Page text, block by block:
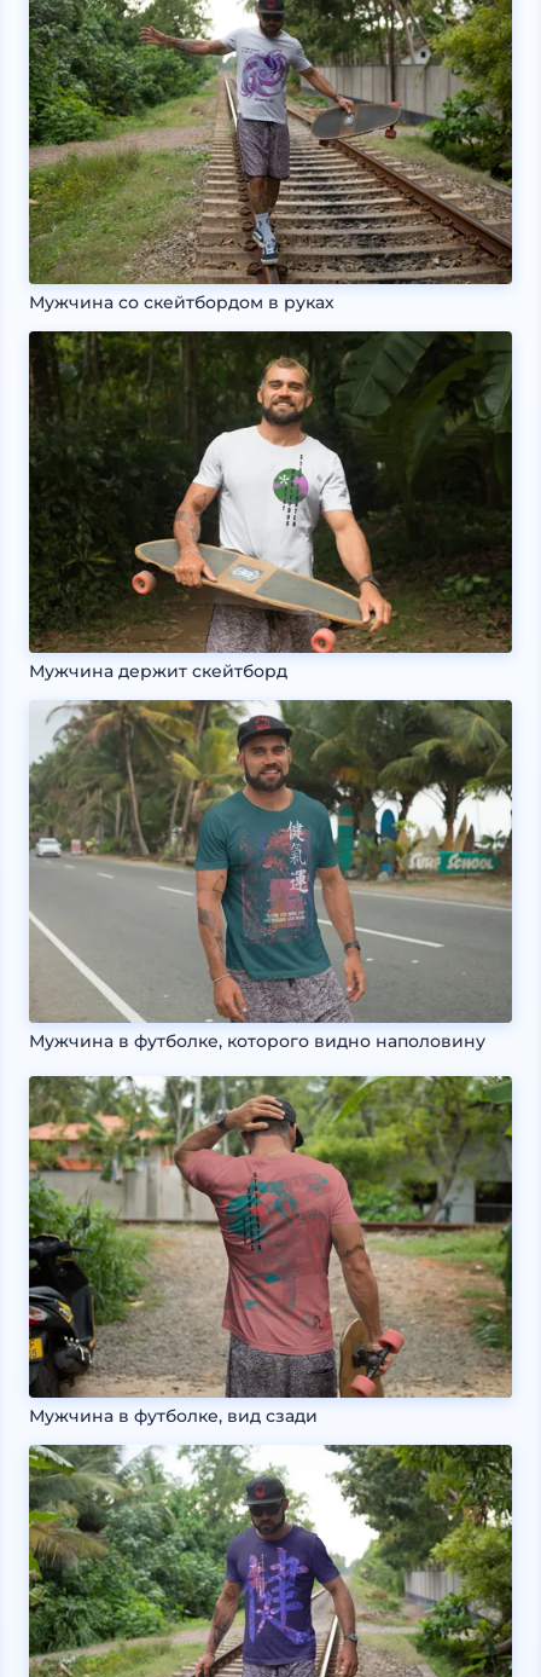
Мужчина со скейтбордом в руках
Мужчина держит скейтборд
Мужчина в футболке, которого видно наполовину
Мужчина в футболке, вид сзади